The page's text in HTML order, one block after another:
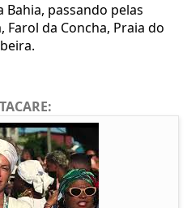
Bahia, passando pelas
Farol da Concha, Praia do